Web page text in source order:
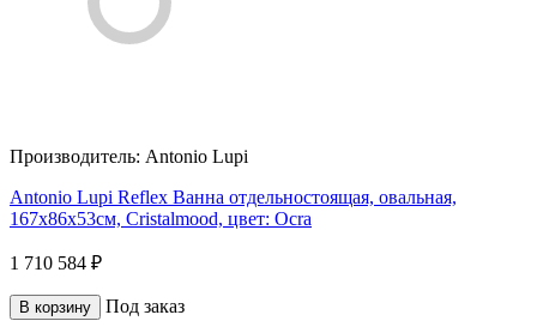
Производитель: Antonio Lupi
Antonio Lupi Reflex Ванна отдельностоящая, овальная,
167х86х53см, Cristalmood, цвет: Ocra
1 710 584 ₽
В корзину Под заказ